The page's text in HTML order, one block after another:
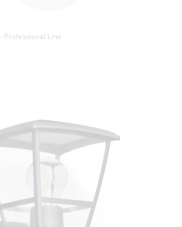
Professional Line